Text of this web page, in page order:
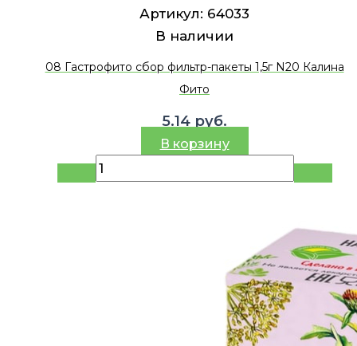
Артикул: 64033
В наличии
08 Гастрофито сбор фильтр-пакеты 1,5г N20 Калина
Фито
5.14 руб.
В корзину